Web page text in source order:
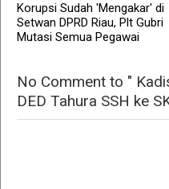
Korupsi Sudah 'Mengakar' di
Setwan DPRD Riau, Plt Gubri
Mutasi Semua Pegawai
No Comment to "
DED Tahura SSH ke